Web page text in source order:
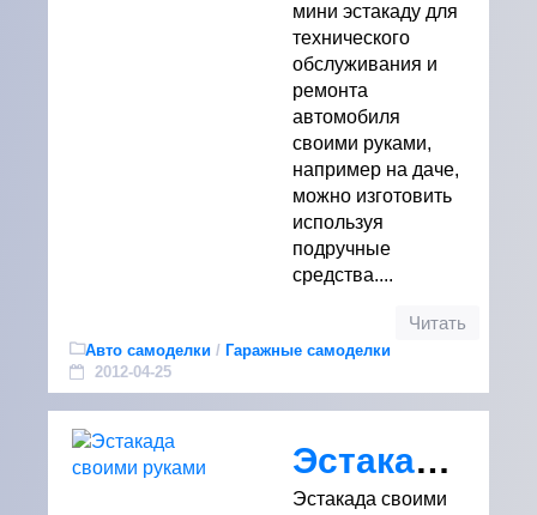
мини эстакаду для
технического
обслуживания и
ремонта
автомобиля
своими руками,
например на даче,
можно изготовить
используя
подручные
средства....
Читать
Авто самоделки / Гаражные самоделки
2012-04-25
Эстакада своими руками
Эстакада своими